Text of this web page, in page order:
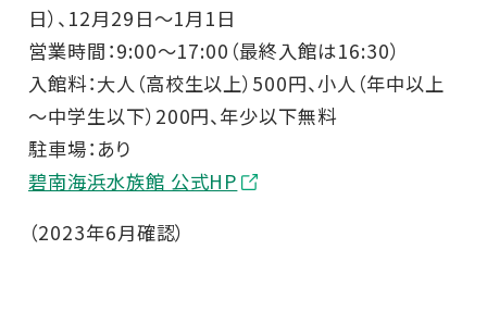
日）、12月29日～1月1日
営業時間：9:00～17:00（最終入館は16:30）
入館料：大人（高校生以上）500円、小人（年中以上
～中学生以下）200円、年少以下無料
駐車場：あり
碧南海浜水族館 公式HP
（2023年6月確認）